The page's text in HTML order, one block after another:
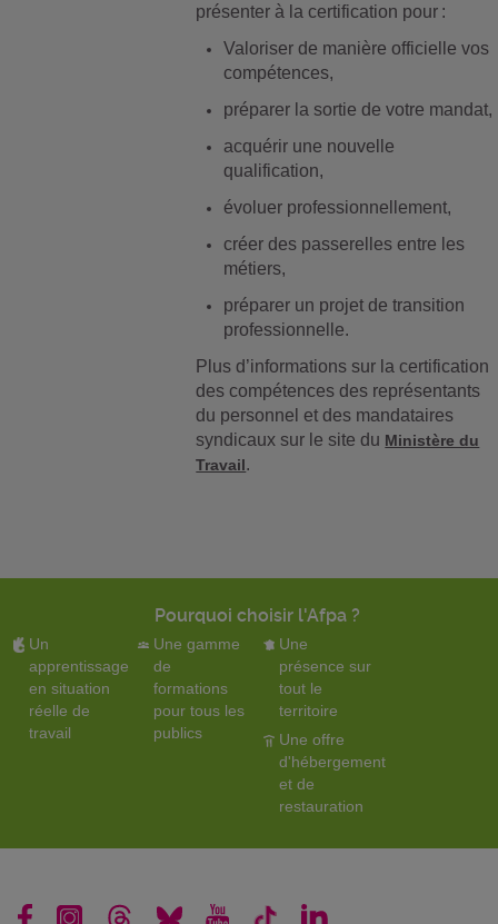
présenter à la certification pour :
Valoriser de manière officielle vos
compétences,
préparer la sortie de votre mandat,
acquérir une nouvelle
qualification,
évoluer professionnellement,
créer des passerelles entre les
métiers,
préparer un projet de transition
professionnelle.
Plus d’informations sur la certification
des compétences des représentants
du personnel et des mandataires
syndicaux sur le site du Ministère du
Travail.
Pourquoi choisir l'Afpa ?
Un
apprentissage
en situation
réelle de
travail
Une gamme
de
formations
pour tous les
publics
Une
présence sur
tout le
territoire
Une offre
d'hébergement
et de
restauration